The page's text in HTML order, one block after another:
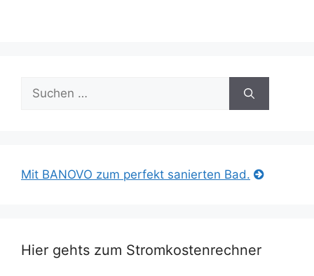
Suche
nach:
Mit BANOVO zum perfekt sanierten Bad.
Hier gehts zum Stromkostenrechner